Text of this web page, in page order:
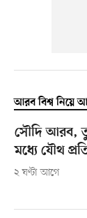
আরব বিশ্ব নিয়ে
সৌদি আরব,
মধ্যে যৌথ
২ ঘণ্টা আগে